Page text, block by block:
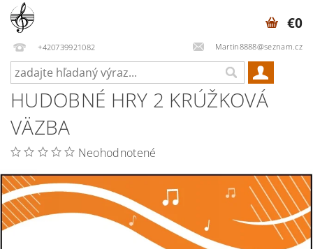
+420739921082 Martin8888@seznam.cz
€0
HUDOBNÉ HRY 2 KRÚŽKOVÁ
VÄZBA
Neohodnotené